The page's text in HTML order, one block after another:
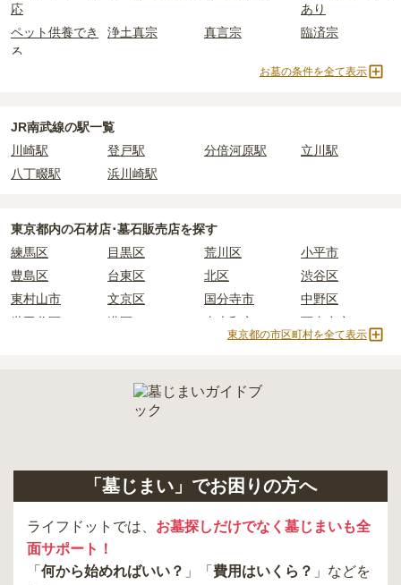
京都の平均
です。いずれも区画の広さや墓石の大きさ・
素材によって変わります。
樹木葬・納骨堂・永代供養墓は、基本的に墓石代がかからず、永代
・開眼法要の費用：お墓を新しく建てた際に行う儀式のための費
用。僧侶に渡すお布施がかかります。
・ 納骨式の費用
：お墓に遺骨を納める儀式のための費用。僧侶に渡
ます。
正確な費用は、区画や石材の選び方によって大きく変わるため、見
現地見学では、担当者に「提示金額以外にかかる費用はないか」を
現地への見学が難しい場合は、資料請求でも各霊園の詳しい料金案
する
と呼ばれるタイプです。個別のお墓に
比べて省スペースで管理の手間がかからないため、費用が安く設定
されています。
価格の目安は、1名あたり5万円〜30万円程度です。
えてお墓を探すのがおすすめです。
応
あり
ペット供養でき
る
浄土真宗 真言宗 臨済宗
1人用区画あり
お墓の条件を全て表示
JR南武線の駅一覧
川崎駅
登戸駅 分倍河原駅
立川駅
八丁畷駅
浜川崎駅
東京都内の石材店･墓石販売店を探す
練馬区
目黒区 荒川区
小平市
豊島区
台東区 北区
渋谷区
東村山市
文京区 国分寺市
中野区
世田谷区
港区 東大和市
西東京市
町田市 府中市
昭島市
葛飾区 墨田区
杉並区
東京都の市区町村を全て表示
「墓じまい」でお困りの方へ
ライフドットでは、 お墓探しだけでなく墓じまいも全
面サポート！
「 何から始めればいい？ 」「 費用はいくら？ 」などを